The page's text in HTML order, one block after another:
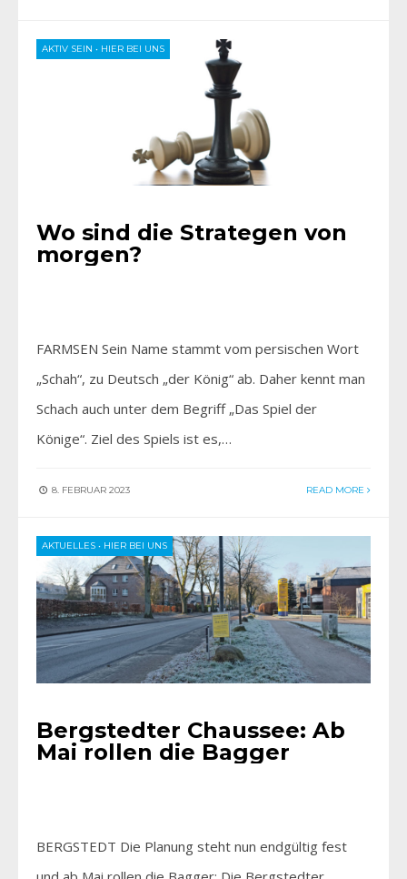
AKTIV SEIN • HIER BEI UNS
Wo sind die Strategen von
morgen?
FARMSEN Sein Name stammt vom persischen Wort
„Schah“, zu Deutsch „der König“ ab. Daher kennt man
Schach auch unter dem Begriff „Das Spiel der
Könige“. Ziel des Spiels ist es,…
8. FEBRUAR 2023 READ MORE
AKTUELLES • HIER BEI UNS
Bergstedter Chaussee: Ab
Mai rollen die Bagger
BERGSTEDT Die Planung steht nun endgültig fest